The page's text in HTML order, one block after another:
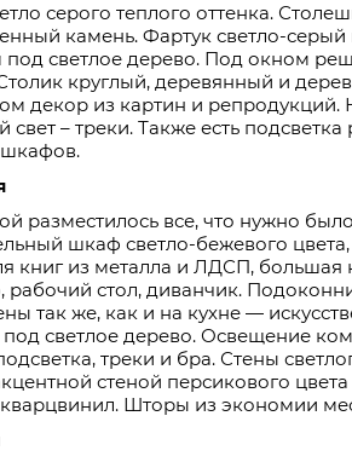
серого теплого оттенка.
камень. Фартук светло-
светлое дерево. Под окном
круглый, деревянный и
декор из картин и репродукций.
свет – треки. Также есть
разместилось все, что нужно
шкаф светло-бежевого
книг из металла и ЛДСП, большая
рабочий стол, диванчик.
так же, как и на кухне —
светлое дерево. Освещение
треки и бра. Стены
стеной персикового
Шторы из экономии